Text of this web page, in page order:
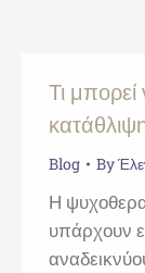
Τι
Blog By
Η
υπάρχουν